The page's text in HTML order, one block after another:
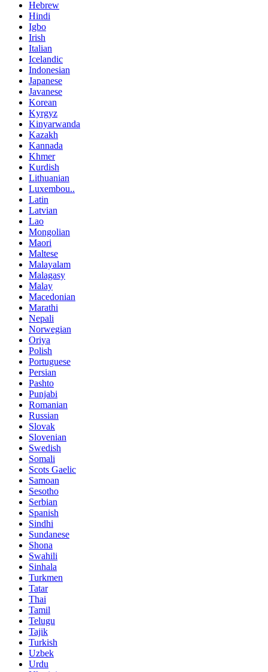
Hebrew
Hindi
Igbo
Irish
Italian
Icelandic
Indonesian
Japanese
Javanese
Korean
Kyrgyz
Kinyarwanda
Kazakh
Kannada
Khmer
Kurdish
Lithuanian
Luxembou..
Latin
Latvian
Lao
Mongolian
Maori
Maltese
Malayalam
Malagasy
Malay
Macedonian
Marathi
Nepali
Norwegian
Oriya
Polish
Portuguese
Persian
Pashto
Punjabi
Romanian
Russian
Slovak
Slovenian
Swedish
Somali
Scots Gaelic
Samoan
Sesotho
Serbian
Spanish
Sindhi
Sundanese
Shona
Swahili
Sinhala
Turkmen
Tatar
Thai
Tamil
Telugu
Tajik
Turkish
Uzbek
Urdu